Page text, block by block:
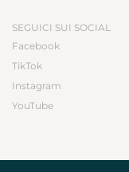
SEGUICI SUI SOCIAL
Facebook
TikTok
Instagram
YouTube